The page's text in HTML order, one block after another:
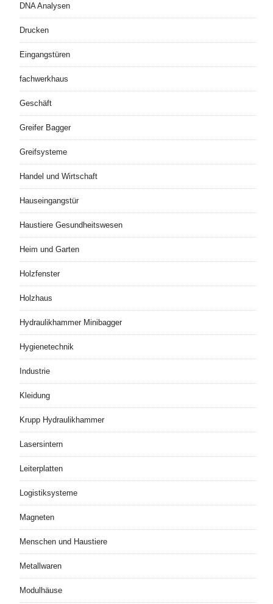
DNA Analysen
Drucken
Eingangstüren
fachwerkhaus
Geschäft
Greifer Bagger
Greifsysteme
Handel und Wirtschaft
Hauseingangstür
Haustiere Gesundheitswesen
Heim und Garten
Holzfenster
Holzhaus
Hydraulikhammer Minibagger
Hygienetechnik
Industrie
Kleidung
Krupp Hydraulikhammer
Lasersintern
Leiterplatten
Logistiksysteme
Magneten
Menschen und Haustiere
Metallwaren
Modulhäuse